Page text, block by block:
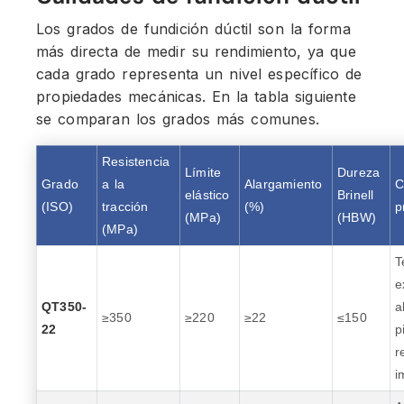
Los grados de fundición dúctil son la forma
más directa de medir su rendimiento, ya que
cada grado representa un nivel específico de
propiedades mecánicas. En la tabla siguiente
se comparan los grados más comunes.
Grado
(ISO)
Resistencia
a la
tracción
(MPa)
Límite
elástico
(MPa)
Alargamiento
(%)
Dureza
Brinell
(HBW)
QT350-
22
≥350 ≥220 ≥22 ≤150